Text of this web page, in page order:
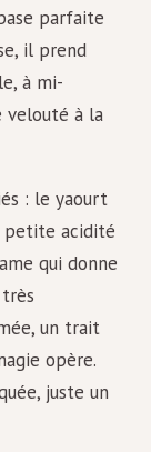
parfaite
il prend
à mi-
velouté à la
: le yaourt
petite acidité
qui donne
un trait
opère.
juste un